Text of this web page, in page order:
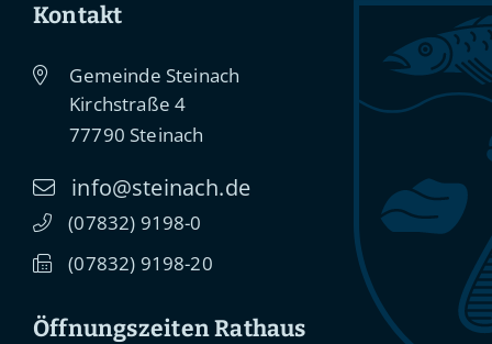
Kontakt
Gemeinde Steinach
Kirchstraße 4
77790 Steinach
info@steinach.de
(07832) 91 98-0
(07832) 91 98-20
Öffnungszeiten Rathaus